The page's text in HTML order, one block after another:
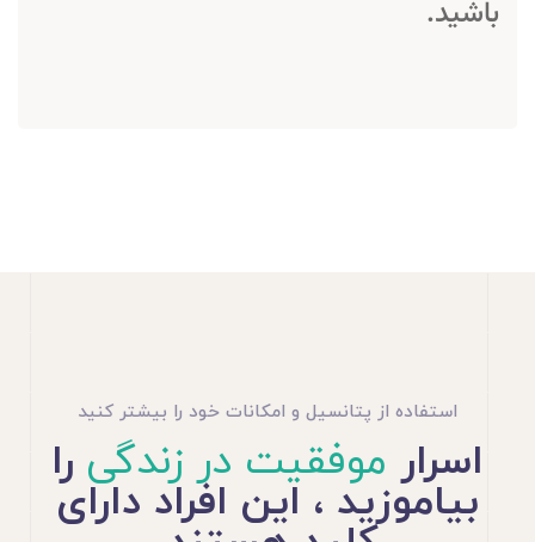
باشید.
استفاده از پتانسیل و امکانات خود را بیشتر کنید
اسرار موفقیت در زندگی را
بیاموزید ، این افراد دارای